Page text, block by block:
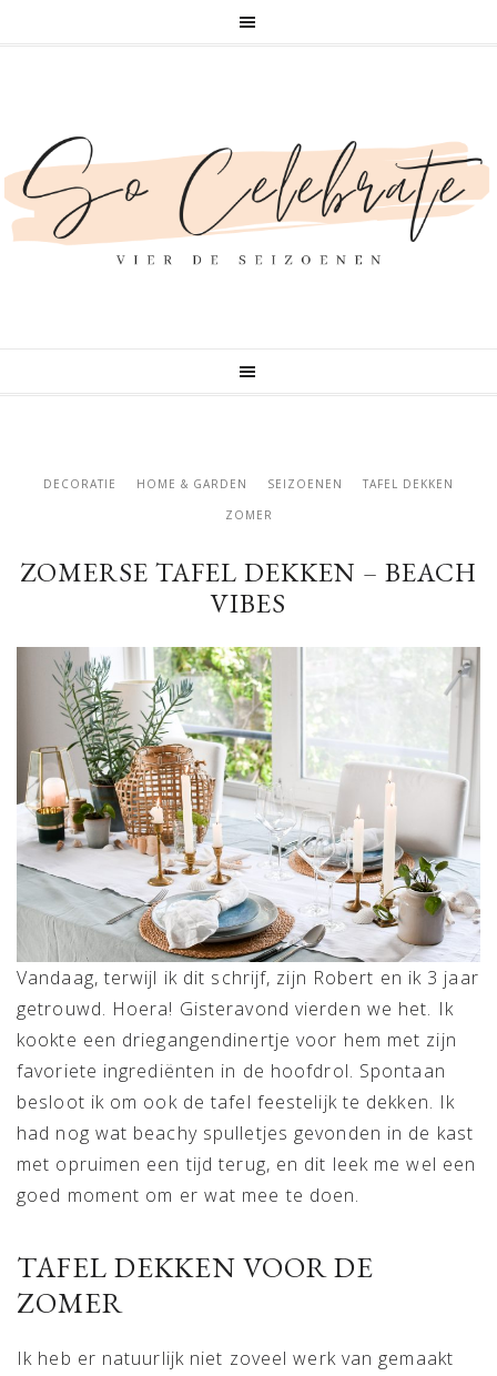
DECORATIE HOME & GARDEN SEIZOENEN
TAFEL DEKKEN
ZOMER
ZOMERSE TAFEL DEKKEN – BEACH
VIBES
Vandaag, terwijl ik dit schrijf, zijn Robert en ik 3 jaar
getrouwd. Hoera! Gisteravond vierden we het. Ik
kookte een driegangendinertje voor hem met zijn
favoriete ingrediënten in de hoofdrol. Spontaan
besloot ik om ook de tafel feestelijk te dekken. Ik
had nog wat beachy spulletjes gevonden in de kast
met opruimen een tijd terug, en dit leek me wel een
goed moment om er wat mee te doen.
TAFEL DEKKEN VOOR DE
ZOMER
Ik heb er natuurlijk niet zoveel werk van gemaakt